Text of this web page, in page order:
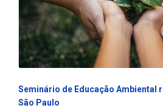
Seminário de Educação Ambiental
São Paulo